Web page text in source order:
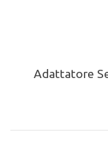
Adattatore